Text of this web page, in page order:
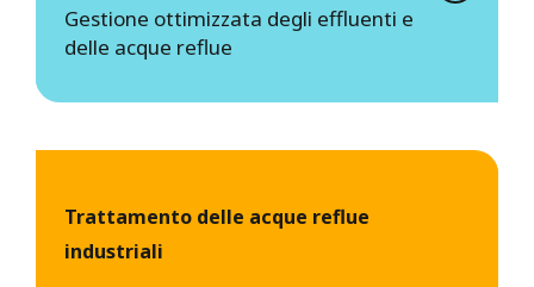
Gestione ottimizzata degli effluenti e
delle acque reflue
Trattamento delle acque reflue
industriali